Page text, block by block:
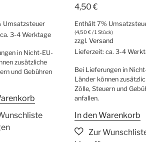
Umsatzsteuer
3-4 Werktage
in Nicht-EU-
zusätzliche
und Gebühren
4,50€
Enthält 7%
(4,50€/ 1 Stück)
zzgl.Versand
Lieferzeit: ca. 3-4
Bei Lieferungen in
Länder können
Zölle, Steuern und
anfallen.
In den Warenkorb